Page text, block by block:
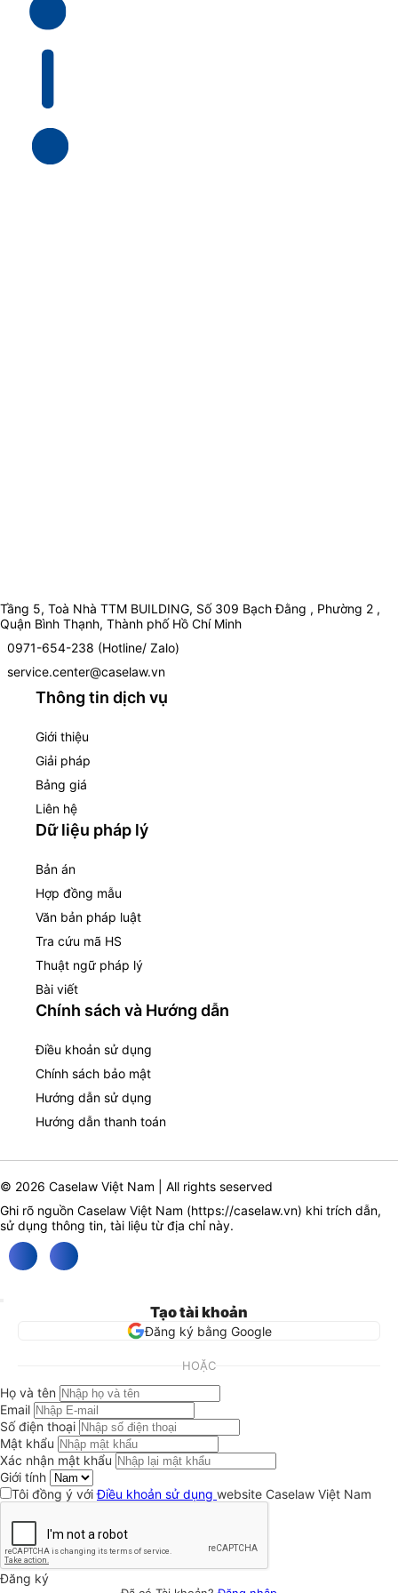
Tầng 5, Toà Nhà TTM BUILDING, Số 309 Bạch Đằng , Phường 2 ,
Quận Bình Thạnh, Thành phố Hồ Chí Minh
0971-654-238 (Hotline/ Zalo)
service.center@caselaw.vn
Thông tin dịch vụ
Giới thiệu
Giải pháp
Bảng giá
Liên hệ
Dữ liệu pháp lý
Bản án
Hợp đồng mẫu
Văn bản pháp luật
Tra cứu mã HS
Thuật ngữ pháp lý
Bài viết
Chính sách và Hướng dẫn
Điều khoản sử dụng
Chính sách bảo mật
Hướng dẫn sử dụng
Hướng dẫn thanh toán
© 2026 Caselaw Việt Nam | All rights seserved
Ghi rõ nguồn Caselaw Việt Nam (https://caselaw.vn) khi trích dẫn,
sử dụng thông tin, tài liệu từ địa chỉ này.
Tạo tài khoản
Đăng ký bằng Google
HOẶC
Họ và tên
Email
Số điện thoại
Mật khẩu
Xác nhận mật khẩu
Giới tính
Tôi đồng ý vớiĐiều khoản sử dụng website Caselaw Việt Nam
Đăng ký